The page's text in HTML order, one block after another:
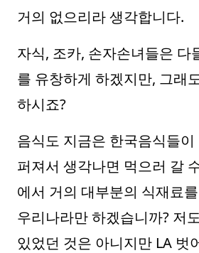
거의 없으리라 생각합니다.
자식, 조카, 손자손녀들은 다
를 유창하게 하겠지만, 그래
하시죠?
음식도 지금은 한국음식들이
퍼져서 생각나면 먹으러 갈
에서 거의 대부분의 식재료
우리나라만 하겠습니까? 저
있었던 것은 아니지만 LA 벗